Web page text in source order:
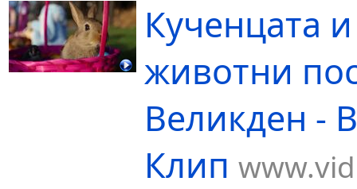
Кученцата
животни
Великден -
Клип